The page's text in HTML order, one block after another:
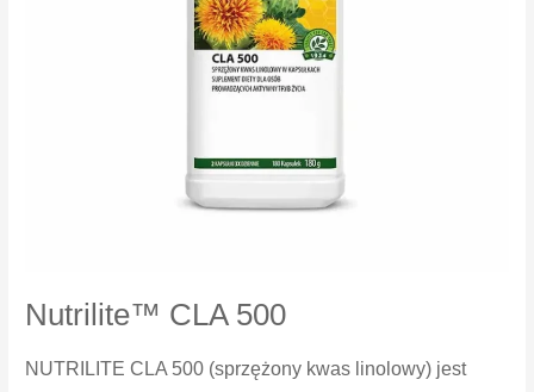
Nutrilite™ CLA 500
NUTRILITE CLA 500 (sprzężony kwas linolowy) jest